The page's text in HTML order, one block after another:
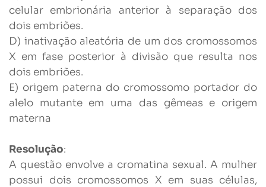
celular embrionária anterior à separação dos
dois embriões.
D) inativação aleatória de um dos cromossomos
X em fase posterior à divisão que resulta nos
dois embriões.
E) origem paterna do cromossomo portador do
alelo mutante em uma das gêmeas e origem
materna
Resolução:
A questão envolve a cromatina sexual. A mulher
possui dois cromossomos X em suas células,